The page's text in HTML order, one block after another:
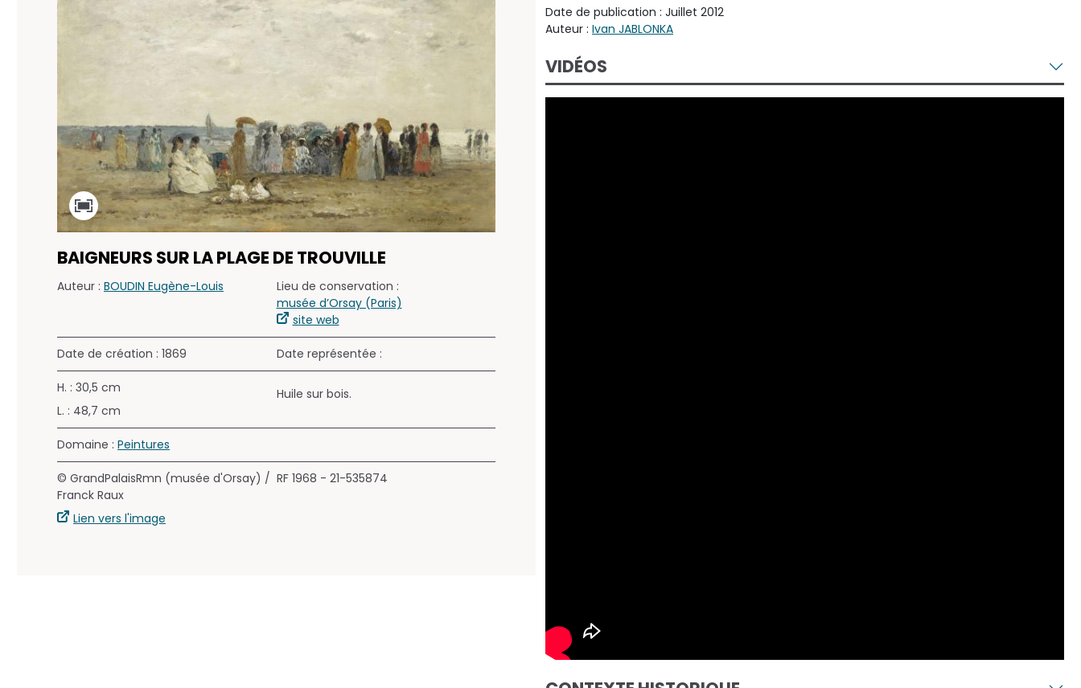
BAIGNEURS SUR LA PLAGE DE TROUVILLE
Auteur : BOUDIN Eugène-Louis
Lieu de conservation :
musée d’Orsay (Paris)
site web
Date de création : 1869 Date représentée :
H. : 30,5 cm
L. : 48,7 cm
Huile sur bois.
Domaine : Peintures
© GrandPalaisRmn (musée d'Orsay) /
Franck Raux
Lien vers l'image
RF 1968 - 21-535874
Date de publication : Juillet 2012
Auteur : Ivan JABLONKA
VIDÉOS